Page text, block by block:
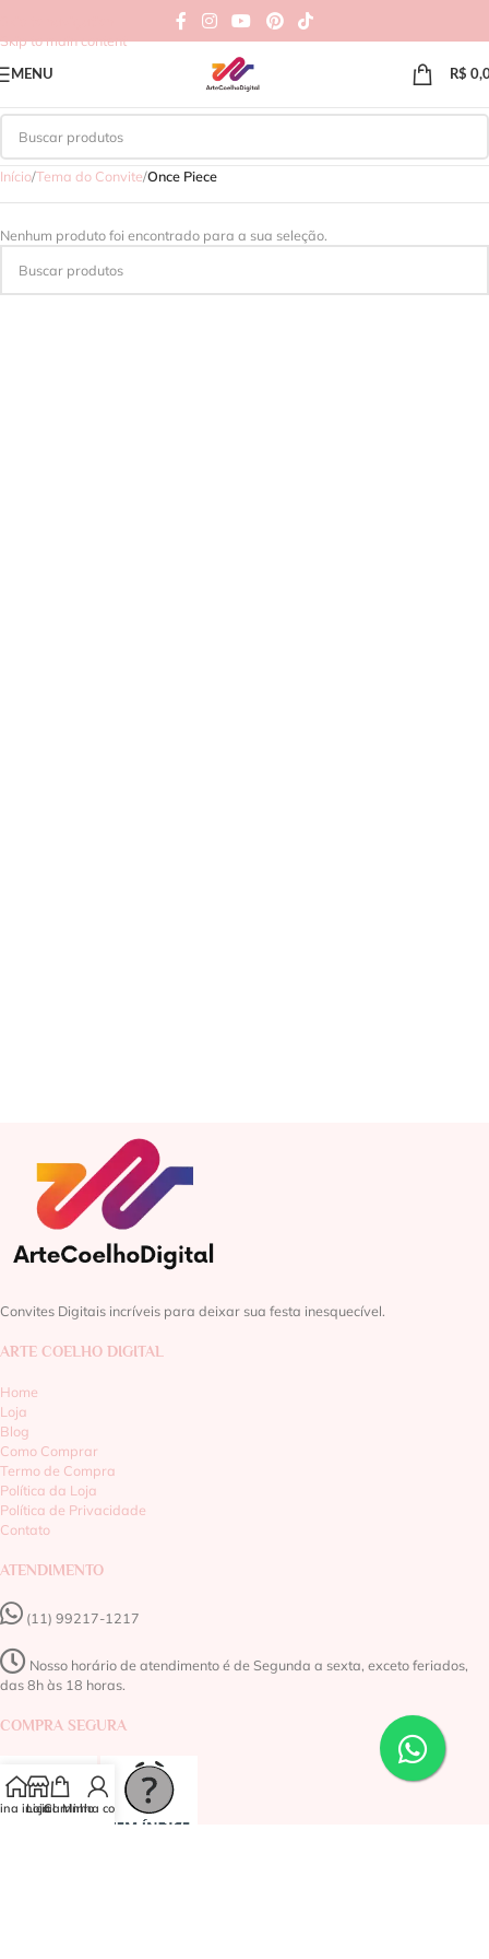
Skip to main content
MENU R$
Início/Tema do Convite/Once Piece
Nenhum produto foi encontrado para a sua seleção.
Convites Digitais incríveis para deixar sua festa inesquecível.
ARTE COELHO DIGITAL
Home
Loja
Blog
Como Comprar
Termo de Compra
Política da Loja
Política de Privacidade
Contato
ATENDIMENTO
(11) 99217-1217‬
Nosso horário de atendimento é de Segunda a sexta, exceto feriados,
das 8h às 18 horas.
COMPRA SEGURA
inicial
LojaCarrinho
Minha conta